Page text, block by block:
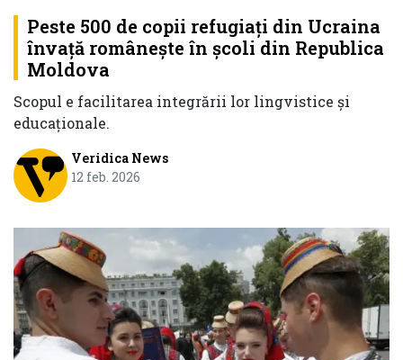
Peste 500 de copii refugiaţi din Ucraina
învață românește în școli din Republica
Moldova
Scopul e facilitarea integrării lor lingvistice şi
educaţionale.
Veridica News
12 feb. 2026